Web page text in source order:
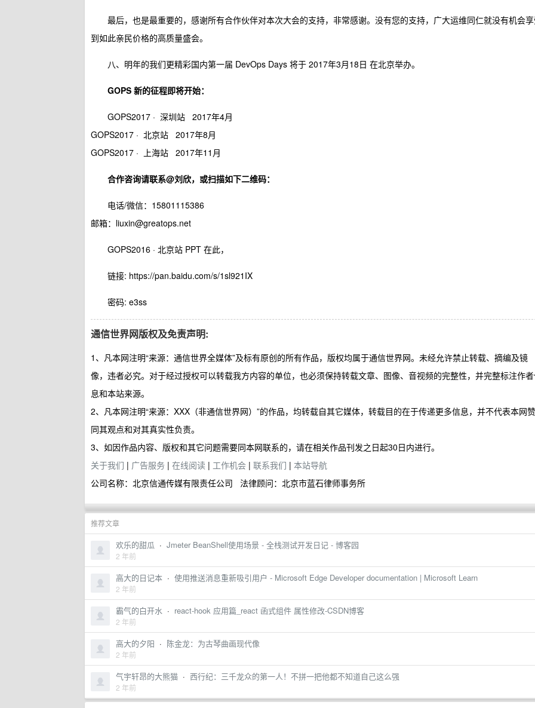
最后，也是最重要的，感谢所有合作伙伴对本次大会的支持，非常感谢。没有您的支持，广大运维同仁就没有机会
到如此亲民价格的高质量盛会。
八、明年的我们更精彩国内第一届 DevOps Days 将于 2017年3月18日 在北京举办。
GOPS 新的征程即将开始：
GOPS2017 · 深圳站 2017年4月
GOPS2017 · 北京站 2017年8月
GOPS2017 · 上海站 2017年11月
合作咨询请联系@刘欣，或扫描如下二维码：
电话/微信：15801115386
邮箱：liuxin@greatops.net
GOPS2016 · 北京站 PPT 在此，
链接: https://pan.baidu.com/s/1sl921IX
密码: e3ss
通信世界网版权及免责声明:
1、凡本网注明“来源：通信世界全媒体”及标有原创的所有作品，版权均属于通信世界网。未经允许禁止转载、摘编及镜
像，违者必究。对于经过授权可以转载我方内容的单位，也必须保持转载文章、图像、音视频的完整性，并完整标注作
息和本站来源。
2、凡本网注明“来源：XXX（非通信世界网）”的作品，均转载自其它媒体，转载目的在于传递更多信息，并不代表本网赞
同其观点和对其真实性负责。
3、如因作品内容、版权和其它问题需要同本网联系的，请在相关作品刊发之日起30日内进行。
关于我们 | 广告服务 | 在线阅读 | 工作机会 | 联系我们 | 本站导航
公司名称：北京信通传媒有限责任公司 法律顾问：北京市蓝石律师事务所
推荐文章
欢乐的甜瓜 · Jmeter BeanShell使用场景 - 全栈测试开发日记 - 博客园
2 年前
高大的日记本 · 使用推送消息重新吸引用户 - Microsoft Edge Developer documentation | Microsoft Learn
2 年前
霸气的白开水 · react-hook 应用篇_react 函式组件 属性修改-CSDN博客
2 年前
高大的夕阳 · 陈金龙：为古琴曲画现代像
2 年前
气宇轩昂的大熊猫 · 西行纪：三千龙众的第一人！不拼一把他都不知道自己这么强
2 年前